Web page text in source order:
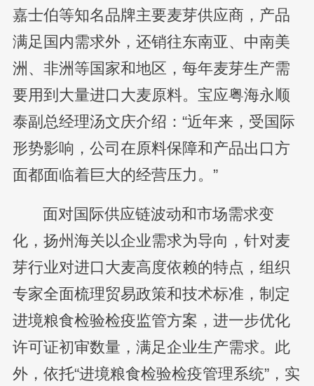
嘉士伯等知名品牌主要麦芽供应商，产品
满足国内需求外，还销往东南亚、中南美
洲、非洲等国家和地区，每年麦芽生产需
要用到大量进口大麦原料。宝应粤海永顺
泰副总经理汤文庆介绍：“近年来，受国际
形势影响，公司在原料保障和产品出口方
面都面临着巨大的经营压力。”
面对国际供应链波动和市场需求变
化，扬州海关以企业需求为导向，针对麦
芽行业对进口大麦高度依赖的特点，组织
专家全面梳理贸易政策和技术标准，制定
进境粮食检验检疫监管方案，进一步优化
许可证初审数量，满足企业生产需求。此
外，依托“进境粮食检验检疫管理系统”，实